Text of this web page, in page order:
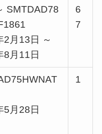
SMTDAD78
2月13日 ～
8月11日
6
7
5月28日
1